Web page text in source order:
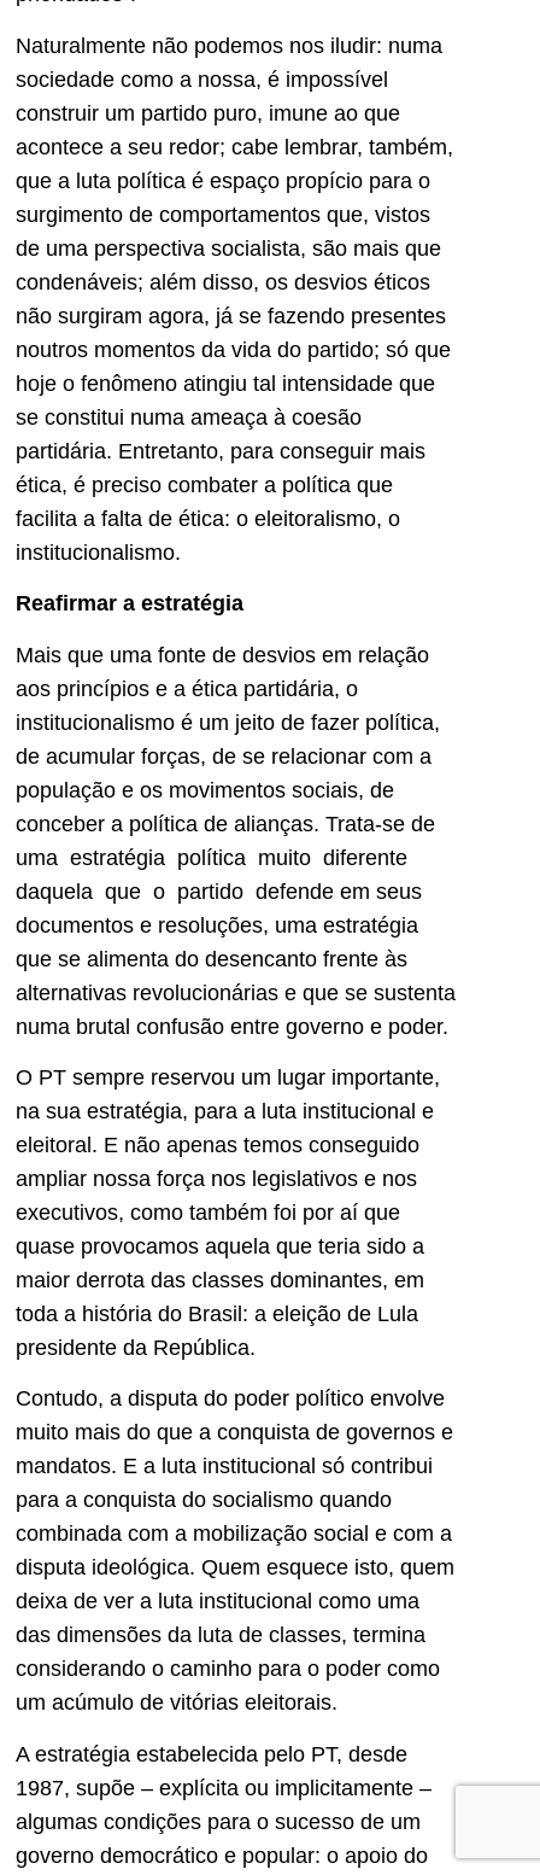
Naturalmente não podemos nos iludir: numa
sociedade como a nossa, é impossível
construir um partido puro, imune ao que
acontece a seu redor; cabe lembrar, também,
que a luta política é espaço propício para o
surgimento de comportamentos que, vistos
de uma perspectiva socialista, são mais que
condenáveis; além disso, os desvios éticos
não surgiram agora, já se fazendo presentes
noutros momentos da vida do partido; só que
hoje o fenômeno atingiu tal intensidade que
se constitui numa ameaça à coesão
partidária. Entretanto, para conseguir mais
ética, é preciso combater a política que
facilita a falta de ética: o eleitoralismo, o
institucionalismo.
Reafirmar a estratégia
Mais que uma fonte de desvios em relação
aos princípios e a ética partidária, o
institucionalismo é um jeito de fazer política,
de acumular forças, de se relacionar com a
população e os movimentos sociais, de
conceber a política de alianças. Trata-se de
uma estratégia política muito diferente
daquela que o partido defende em seus
documentos e resoluções, uma estratégia
que se alimenta do desencanto frente às
alternativas revolucionárias e que se sustenta
numa brutal confusão entre governo e poder.
O PT sempre reservou um lugar importante,
na sua estratégia, para a luta institucional e
eleitoral. E não apenas temos conseguido
ampliar nossa força nos legislativos e nos
executivos, como também foi por aí que
quase provocamos aquela que teria sido a
maior derrota das classes dominantes, em
toda a história do Brasil: a eleição de Lula
presidente da República.
Contudo, a disputa do poder político envolve
muito mais do que a conquista de governos e
mandatos. E a luta institucional só contribui
para a conquista do socialismo quando
combinada com a mobilização social e com a
disputa ideológica. Quem esquece isto, quem
deixa de ver a luta institucional como uma
das dimensões da luta de classes, termina
considerando o caminho para o poder como
um acúmulo de vitórias eleitorais.
A estratégia estabelecida pelo PT, desde
1987, supõe – explícita ou implicitamente –
algumas condições para o sucesso de um
governo democrático e popular: o apoio do